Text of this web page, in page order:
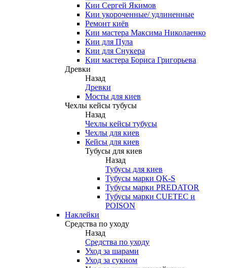
Кии Сергей Якимов
Кии укороченные/ удлиненные
Ремонт киёв
Кии мастера Максима Николаенко
Кии для Пула
Кии для Снукера
Кии мастера Бориса Григорьева
Древки
Назад
Древки
Мосты для киев
Чехлы кейсы тубусы
Назад
Чехлы кейсы тубусы
Чехлы для киев
Кейсы для киев
Тубусы для киев
Назад
Тубусы для киев
Тубусы марки QK-S
Тубусы марки PREDATOR
Тубусы марки CUETEC и
POISON
Наклейки
Средства по уходу
Назад
Средства по уходу
Уход за шарами
Уход за сукном